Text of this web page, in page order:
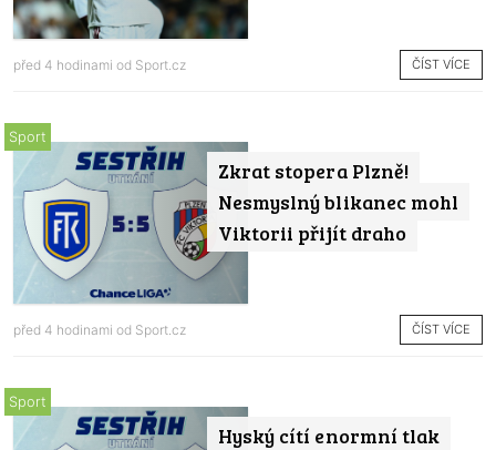
před 4 hodinami od Sport.cz ČÍST VÍCE
Zkrat stopera Plzně!
Nesmyslný blikanec mohl
Viktorii přijít draho
Sport
před 4 hodinami od Sport.cz ČÍST VÍCE
Hyský cítí enormní tlak
Sport